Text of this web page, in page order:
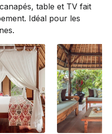
table et TV fait
Idéal pour les